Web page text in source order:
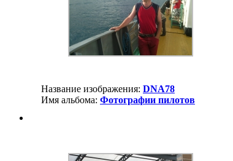
Название изображения: DNA78
Имя альбома: Фотографии пилотов